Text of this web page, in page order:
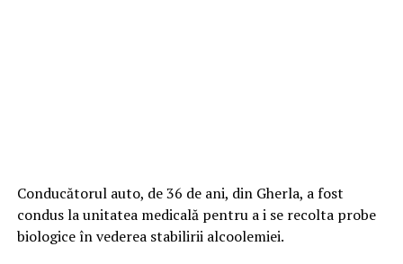
Conducătorul auto, de 36 de ani, din Gherla, a fost
condus la unitatea medicală pentru a i se recolta probe
biologice în vederea stabilirii alcoolemiei.